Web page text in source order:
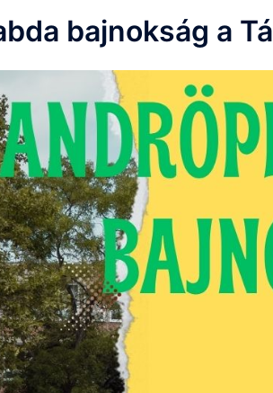
bajnokság a